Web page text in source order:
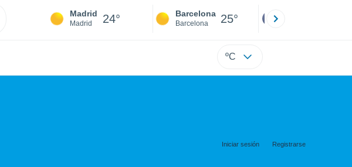
Madrid
Madrid 24° Barcelona
Barcelona 25°
ºC
Iniciar sesión Registrarse